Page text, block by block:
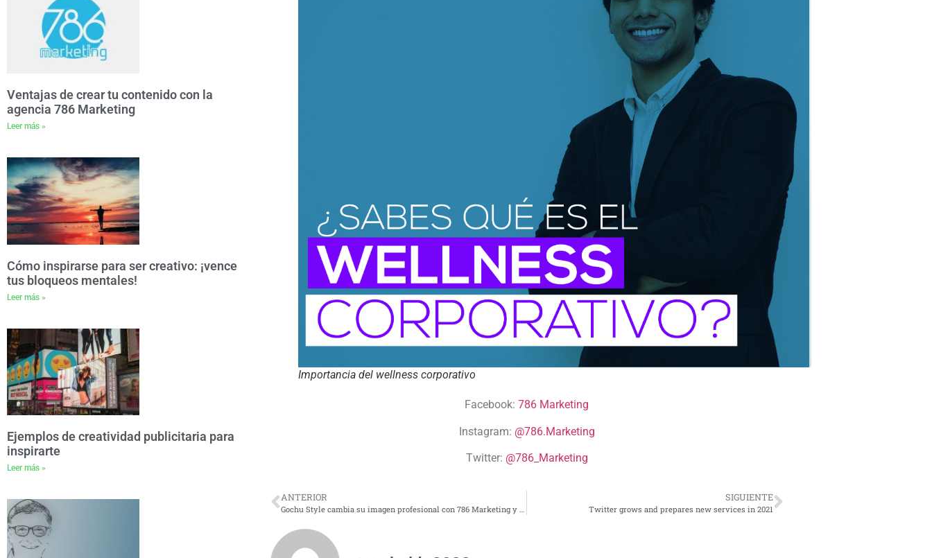
Ventajas de crear tu contenido con la
agencia 786 Marketing
Leer más »
Cómo inspirarse para ser creativo: ¡vence
tus bloqueos mentales!
Leer más »
Ejemplos de creatividad publicitaria para
inspirarte
Leer más »
Importancia del wellness corporativo
Facebook: 786 Marketing
Instagram: @786.Marketing
Twitter: @786_Marketing
ANTERIOR SIGUIENTE
Twitter grows and prepares new services in 2021